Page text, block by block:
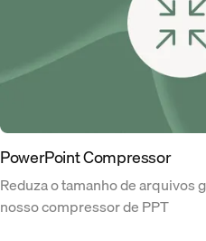
PowerPoint Compressor
Reduza o tamanho de arquivos
nosso compressor de PPT